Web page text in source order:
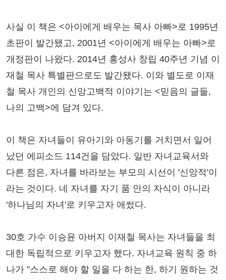
사실 이 책은 <아이에게 배우는 목사 아빠>로 1995년
초판이 발간됐고, 2001년 <아이에게 배우는 아빠>로
개정판이 나왔다. 2014년 홍성사 창립 40주년 기념 이
재철 목사 특별판으로도 발간됐다. 이와 별도로 이재
철 목사 개인의 신앙고백적 이야기는 <믿음의 글들,
나의 고백>에 담겨 있다.
이 책은 자녀들이 유아기와 아동기를 거치면서 일어
났던 에피소드 114건을 담았다. 일반 자녀교육서와
다른 점은, 자녀를 바라보는 부모의 시선이 '신앙적'이
라는 것이다. 네 자녀를 자기 품 안의 자식이 아니라
'하나님의 자녀'로 키우고자 애썼다.
30호 가수 이승윤 아버지 이재철 목사는 자녀들을 최
대한 독립적으로 키우고자 했다. 자녀교육 원칙 중 하
나가 "스스로 해야 할 일을 다 하는 한, 하기 원하는 것